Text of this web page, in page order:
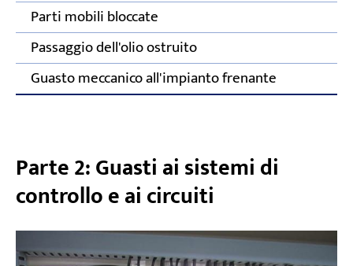
Parti mobili bloccate
Passaggio dell'olio ostruito
Guasto meccanico all'impianto frenante
Parte 2: Guasti ai sistemi di
controllo e ai circuiti